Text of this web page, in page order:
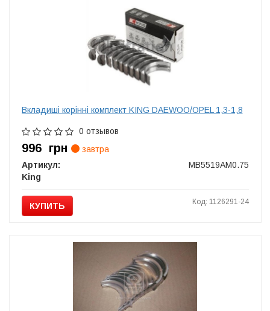
Вкладиші корінні комплект KING DAEWOO/OPEL 1,3-1,8
0 отзывов
996 грн
завтра
Артикул:
MB5519AM0.75
King
КУПИТЬ Код: 1126291-24